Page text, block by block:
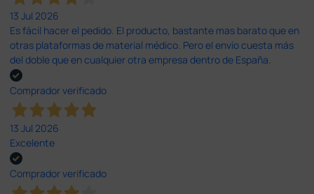
13 Jul 2026
Es fácil hacer el pedido. El producto, bastante mas barato que en
otras plataformas de material médico. Pero el envío cuesta más
del doble que en cualquier otra empresa dentro de España.
Comprador verificado
13 Jul 2026
Excelente
Comprador verificado